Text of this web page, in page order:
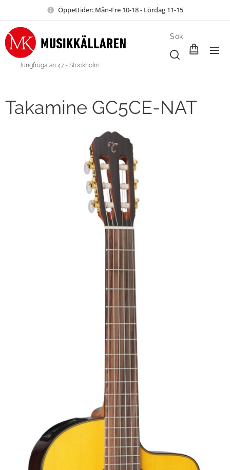
Öppettider: Mån-Fre 10-18 - Lördag 11-15
Jungfrugatan 47 - Stockholm
Sök
Takamine GC5CE-NAT